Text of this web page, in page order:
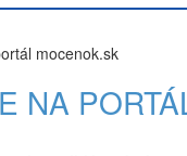
mocenok.sk
NA